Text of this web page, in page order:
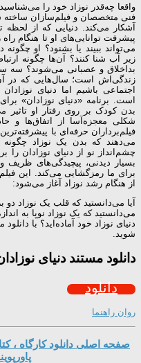
واقعا چه‌قدر نوزاد خود را
فنی متخصصان و فیلم‌سازان ساخته
آشکار می‌کند. دنیایی که از
پیشرفت توانایی‌های او تا هنگام
می‌تواند ببیند یا بشنود؟ او
زیر آب شنا کنند؟ آن‌ها چگونه
بداخلاق و عصبانی می‌شوند؟ سه
زندگی‌اش است؛ سال‌هایی که در
اجتماعی باشیم اما دنیای
است. برنامه «دنیای نوزادان»
بدن کودک بر روی رفتار او تاثیر
شکلی معجزه‌آسا از اتفاق‌ها و
فیلم‌برداران حرفه‌ای با
می‌دهند که بدن یک نوزاد
چشم‌انداز نو از دنیای نوزادان را
بسیار دیدنی، پیچیدگی‌های ظریف
برای ما رمزگشایی می‌کند. این
از هنگام رشد نوزاد آغاز می‌شود:
آیا می‌دانستید که قلب یک نوزاد دو
می‌دانستید که یک نوزاد نوپا به
دنیای نوزاد خود آماده‌اید؟ با
شوید.
دانلود مستند دنیای
دانلود
روان راهنما
صفحه اصلی دانلود کارگاه ،